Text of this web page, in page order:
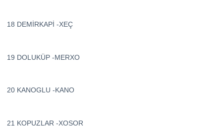
18 DEMİRKAPİ -XEÇ
19 DOLUKÜP -MERXO
20 KANOGLU -KANO
21 KOPUZLAR -XOSOR